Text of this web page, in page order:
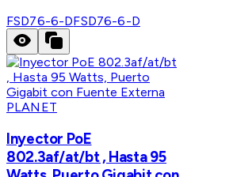
FSD76-6-DFSD76-6-D
PLANET
Inyector PoE
802.3af/at/bt , Hasta 95